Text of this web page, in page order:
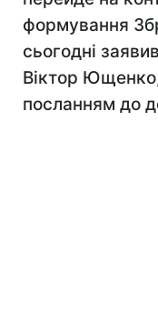
формування
сьогодні
Віктор
посланням до